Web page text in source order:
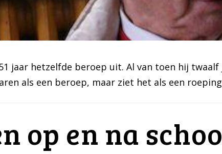
jaar hetzelfde beroep uit. Al van toen hij
als een beroep, maar ziet het als een
op en na